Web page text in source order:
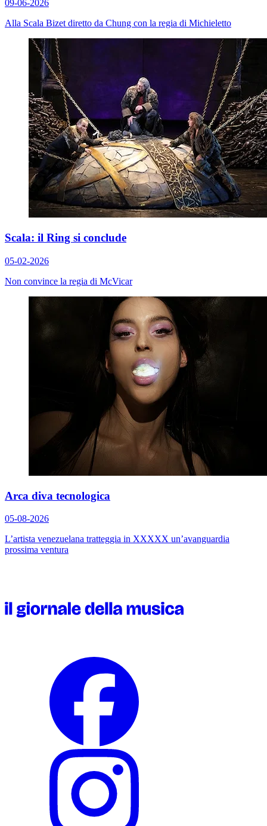
09-06-2026
Alla Scala Bizet diretto da Chung con la regia di Michieletto
Scala: il Ring si conclude
05-02-2026
Non convince la regia di McVicar
Arca diva tecnologica
05-08-2026
L’artista venezuelana tratteggia in XXXXX un’avanguardia
prossima ventura